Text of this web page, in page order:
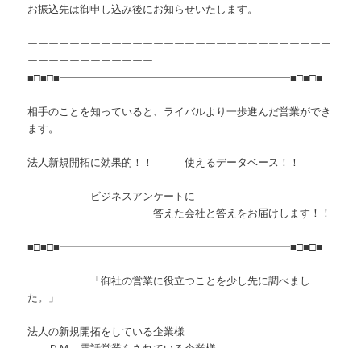
お振込先は御申し込み後にお知らせいたします。
ーーーーーーーーーーーーーーーーーーーーーーーーーーーーー
ーーーーーーーーーーーー
■□■□■━━━━━━━━━━━━━━━━━━━━━━■□■□■
相手のことを知っていると、ライバルより一歩進んだ営業ができ
ます。
法人新規開拓に効果的！！ 使えるデータベース！！
ビジネスアンケートに
答えた会社と答えをお届けします！！
■□■□■━━━━━━━━━━━━━━━━━━━━━━■□■□■
「御社の営業に役立つことを少し先に調べまし
た。」
法人の新規開拓をしている企業様